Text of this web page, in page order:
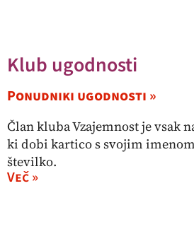
Klub ugodnosti
Ponudniki ugodnosti »
Član kluba Vzajemnost je vsak
ki dobi kartico s svojim
številko.
Več »